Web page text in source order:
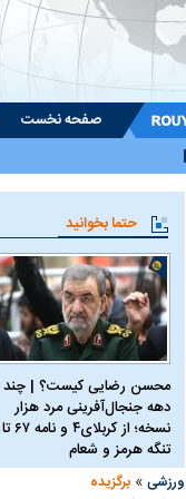
صفحه نخست
حتما بخوانید
محسن رضایی کیست؟ | چند
دهه جنجال‌آفرینی مرد هزار
نسخه؛ از کربلای۴ و نامه ۶۷ تا
تنگه هرمز و شعام
ورزشی » برگزیده